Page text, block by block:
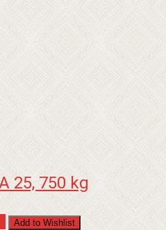
25, 750 kg
Add to Wishlist